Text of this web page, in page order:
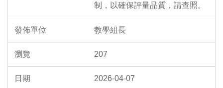
制，以確保評量品質，請查照。
教學組長
207
2026-04-07